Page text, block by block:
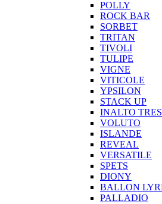
POLLY
ROCK BAR
SORBET
TRITAN
TIVOLI
TULIPE
VIGNE
VITICOLE
YPSILON
STACK UP
INALTO
VOLUTO
ISLANDE
REVEAL
VERSATILE
SPETS
DIONY
BALLON
PALLADIO